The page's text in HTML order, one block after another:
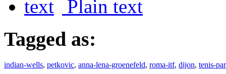
Plain text
Tagged as:
indian-wells, petkovic, anna-lena-groenefeld, roma-itf, dijon, tenis-